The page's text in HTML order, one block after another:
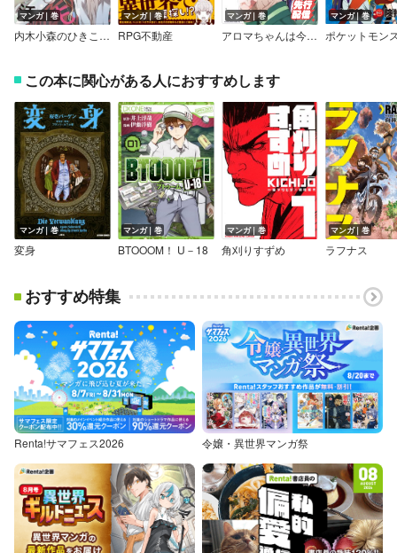
マンガ｜巻
内木小森のひきこもごも生活
マンガ｜巻
RPG不動産
マンガ｜巻
アロマちゃんは今夜も恥ずかしい
マンガ｜巻
この本に関心がある人におすすめします
マンガ｜巻
変身
マンガ｜巻
BTOOOM！ U－18
マンガ｜巻
角刈りすずめ
マンガ｜巻
ラフナス
おすすめ特集
Renta!サマフェス2026 令嬢・異世界マンガ祭